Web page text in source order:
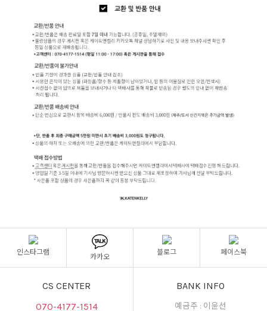
인스타그램
카카오
블로그 페이스북
CS CENTER
070-4177-1514
BANK INFO
예금주 : 이윤선